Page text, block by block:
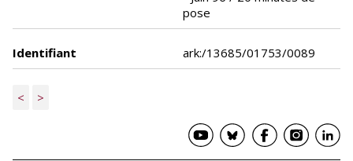
pose
Identifiant ark:/13685/01753/0089
< >